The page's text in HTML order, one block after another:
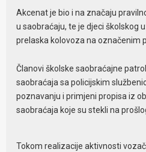
Akcenat je bio i na značaju
u saobraćaju, te je djeci školskog
prelaska kolovoza na označenim
Članovi školske saobraćajne
saobraćaja sa policijskim
poznavanju i primjeni propisa iz
saobraćaja koje su stekli na
Tokom realizacije aktivnosti